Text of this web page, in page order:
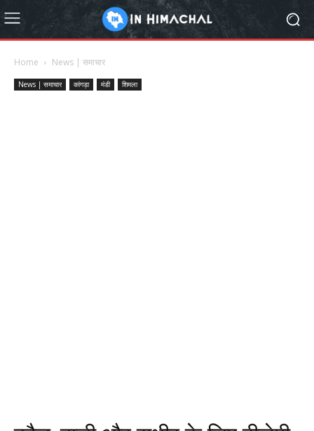
Home News | समाचार
News | समाचार कांगड़ा मंडी शिमला